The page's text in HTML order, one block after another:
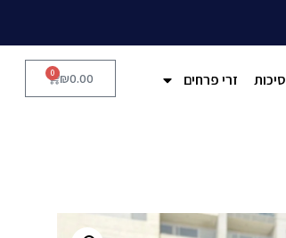
סיכות זרי פרחים ₪0.00
0